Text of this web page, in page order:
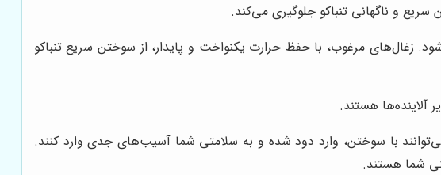
و ناگهانی تنباکو جلوگیری می‌کند.
زغال‌های مرغوب، با حفظ حرارت یکنواخت و پایدار، از سوختن سریع تنباکو
آلاینده‌ها هستند.
با سوختن، وارد دود شده و به سلامتی شما آسیب‌های جدی وارد کنند.
شما هستند.